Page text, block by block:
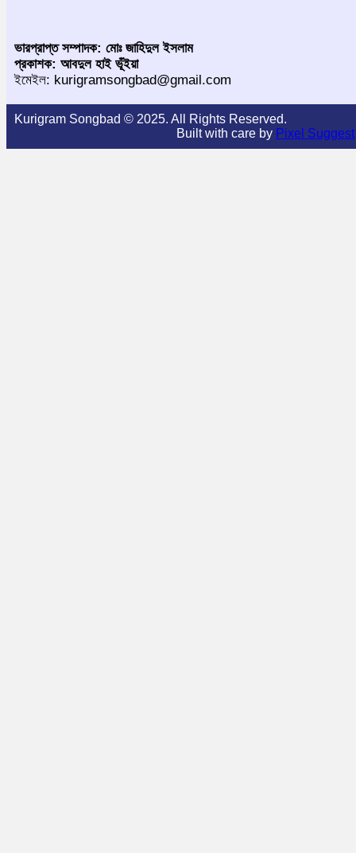
ভারপ্রাপ্ত সম্পাদক: মোঃ জাহিদুল ইসলাম
প্রকাশক: আবদুল হাই ভূঁইয়া
ইমেইল: kurigramsongbad@gmail.com
Kurigram Songbad © 2025. All Rights Reserved.
Built with care by Pixel Suggest